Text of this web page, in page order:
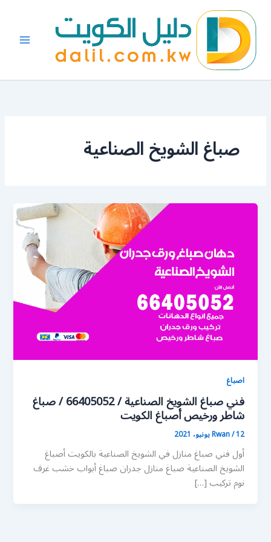
المحتوى
صباغ الشويخ الصناعية
اصباغ
فني صباغ الشويخ الصناعية / 66405052 / صباغ
شاطر ورخيص أصباغ الكويت
Rwan/12 يونيو، 2021
أول فني صباغ منازل في الشويخ الصناعية بالكويت أصباغ
الشويخ الصناعية صباغ منازل جدران صباغ أبواب خشب غرف
نوم تركيب […]